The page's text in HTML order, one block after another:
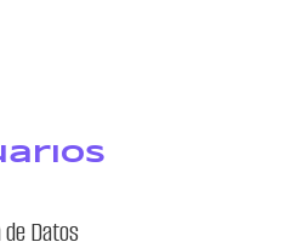
Datos